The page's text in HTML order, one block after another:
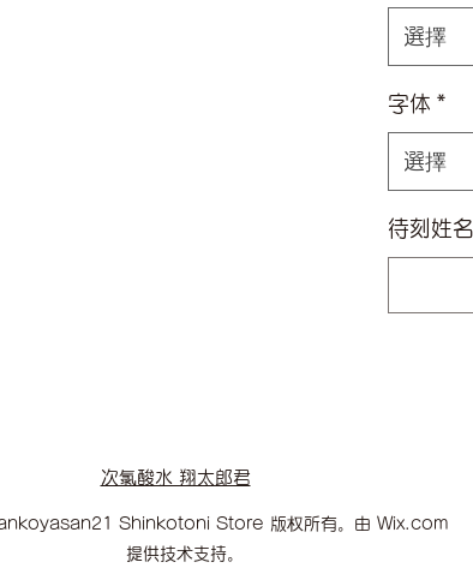
選擇
字体 *
選擇
待刻姓名
次氯酸水 翔太郎君
Shinkotoni Store 版权所有。由 Wix.com
提供技术支持。